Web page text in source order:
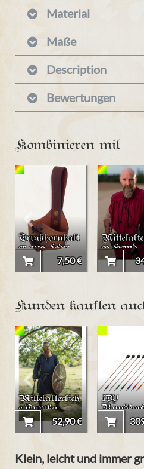
Material
Maße
Description
Bewertungen
Kombinieren mit
Trinkhornhalt
er aus Leder
7,50 €
es Hemd
"Yeoman"
ärmellos
Kunden kauften
Mittelalterlich
e Tunika
"Halvor"52,90 €
IDV
brauner
Schaft -
Klein, leicht und immer